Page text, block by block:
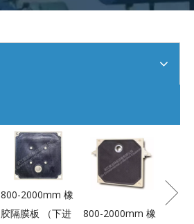
800-2000mm 橡
胶隔膜板 （下进
800-2000mm 橡